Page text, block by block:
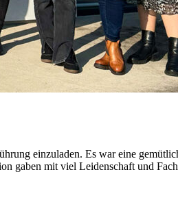
einzuladen. Es war eine
gaben mit viel Leidenschaft und